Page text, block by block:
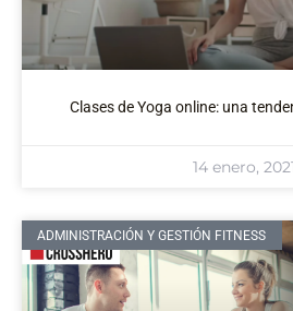
Clases de Yoga online: una
14 enero,
ADMINISTRACIÓN Y GESTIÓN FITNESS